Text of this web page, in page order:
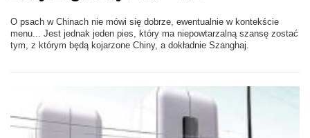
O psach w Chinach nie mówi się dobrze, ewentualnie w kontekście
menu... Jest jednak jeden pies, który ma niepowtarzalną szansę zostać
tym, z którym będą kojarzone Chiny, a dokładnie Szanghaj.